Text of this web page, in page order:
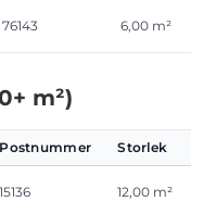
76143 6,00 m²
m²)
Postnummer Storlek
15136 12,00 m²